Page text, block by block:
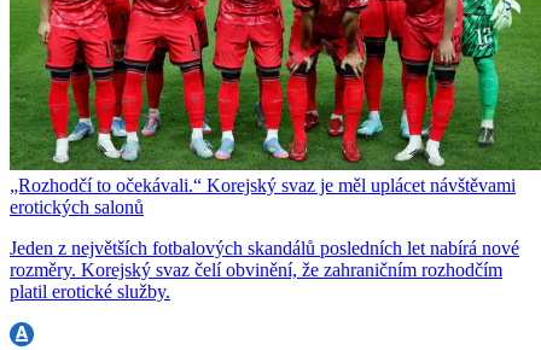
„Rozhodčí to očekávali.“ Korejský svaz je měl uplácet návštěvami
erotických salonů
Jeden z největších fotbalových skandálů posledních let nabírá nové
rozměry. Korejský svaz čelí obvinění, že zahraničním rozhodčím
platil erotické služby.